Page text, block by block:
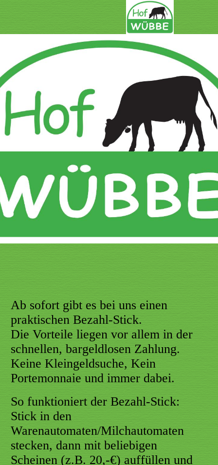
Ab sofort gibt es bei uns einen
praktischen Bezahl-Stick.
Die Vorteile liegen vor allem in der
schnellen, bargeldlosen Zahlung.
Keine Kleingeldsuche, Kein
Portemonnaie und immer dabei.
So funktioniert der Bezahl-Stick:
Stick in den
Warenautomaten/Milchautomaten
stecken, dann mit beliebigen
Scheinen (z.B. 20,-€) auffüllen und